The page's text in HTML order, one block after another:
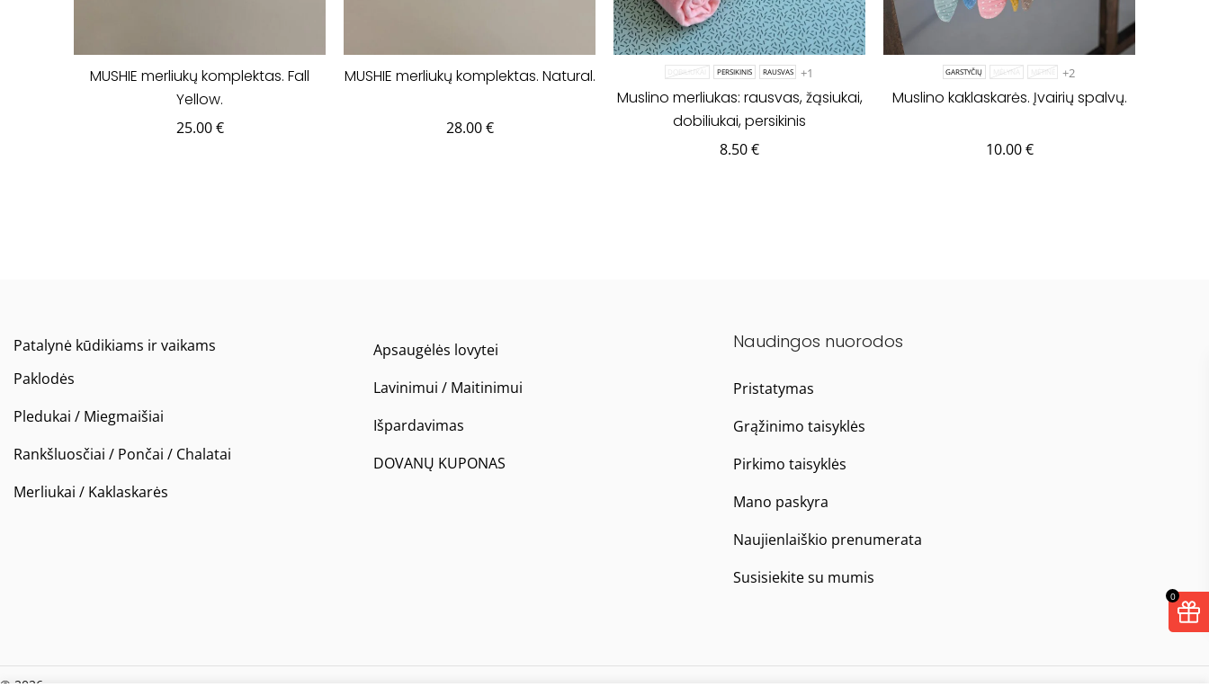
MUSHIE merliukų komplektas. Fall
Yellow.
25.00€
MUSHIE merliukų komplektas. Natural.
28.00€
DOBILIUKAI PERSIKINIS RAUSVAS +1
Muslino merliukas: rausvas, žąsiukai,
dobiliukai, persikinis
8.50€
GARSTYČIŲ MĖLYNA MĖTINĖ +2
Muslino kaklaskarės. Įvairių spalvų.
10.00€
Patalynė kūdikiams ir vaikams
Paklodės
Pledukai / Miegmaišiai
Rankšluosčiai / Pončai / Chalatai
Merliukai / Kaklaskarės
Apsaugėlės lovytei
Lavinimui / Maitinimui
Išpardavimas
DOVANŲ KUPONAS
Naudingos nuorodos
Pristatymas
Grąžinimo taisyklės
Pirkimo taisyklės
Mano paskyra
Naujienlaiškio prenumerata
Susisiekite su mumis
© 2026
0